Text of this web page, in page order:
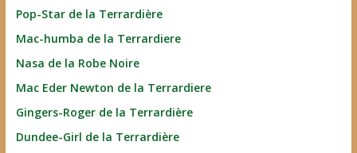
Pop-Star de la Terrardière
Mac-humba de la Terrardiere
Nasa de la Robe Noire
Mac Eder Newton de la Terrardiere
Gingers-Roger de la Terrardière
Dundee-Girl de la Terrardière